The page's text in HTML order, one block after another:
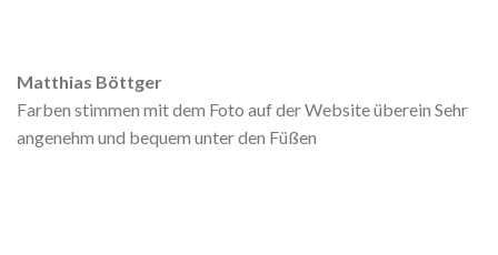
Matthias Böttger
Farben stimmen mit dem Foto auf der Website überein Sehr
angenehm und bequem unter den Füßen